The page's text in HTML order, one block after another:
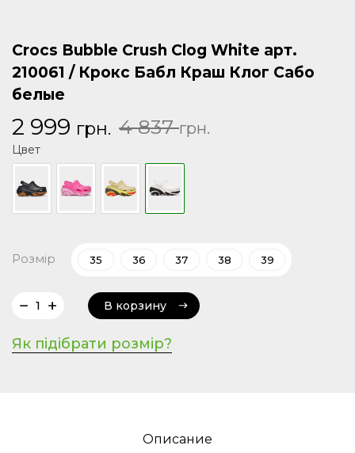
Crocs Bubble Crush Clog White арт.
210061 / Крокс Бабл Краш Клог Сабо
белые
4 837грн.
Первоначальная
цена
составляла
4
2 999 грн.
Текущая
цена:
2
999 грн..
Цвет
Розмір 35 36 37 38 39
В корзину
В корзину
Як підібрати розмір?
Описание